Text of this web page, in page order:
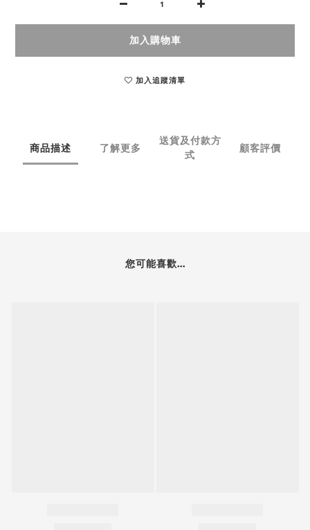
加入購物車
加入追蹤清單
商品描述 了解更多
送貨及付款方
式
顧客評價
您可能喜歡...